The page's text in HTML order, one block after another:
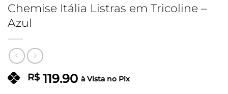
Chemise Itália Listras em Tricoline –
Azul
R$119.90 à Vista no Pix